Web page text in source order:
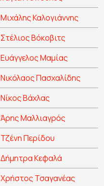
Μιχάλης Καλογιάννης
Στέλιος Βόκοβιτς
Ευάγγελος Μαμίας
Νικόλαος Πασχαλίδης
Νίκος Βάχλας
Άρης Μαλλιαγρός
Τζένη Περίδου
Δήμητρα Κεφαλά
Χρήστος Τσαγανέας